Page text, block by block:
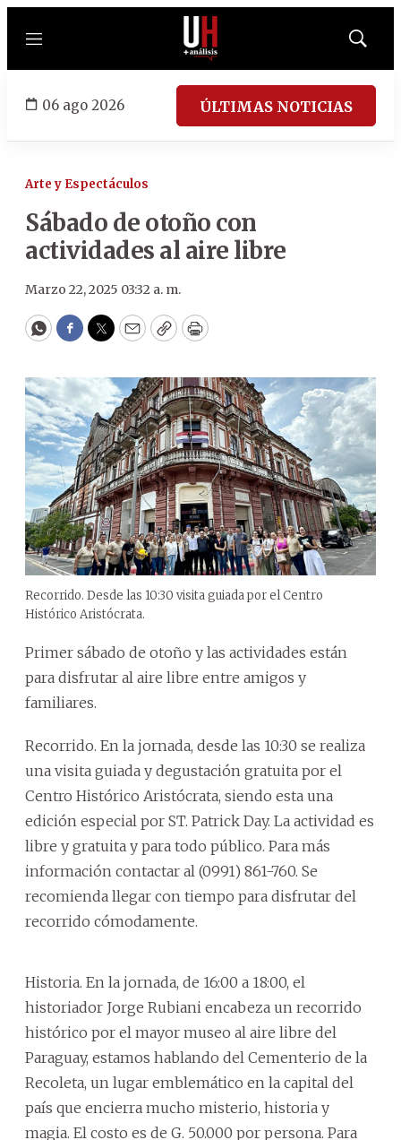
Menú
Mostrar
06 ago 2026 ÚLTIMAS NOTICIAS
Arte y Espectáculos
Sábado de otoño con
actividades al aire libre
Marzo 22, 2025 03:32 a. m.
WhatsApp
Facebook
Twitter
EmailCopyPrint
Recorrido. Desde las 10:30 visita guiada por el Centro
Histórico Aristócrata.
Primer sábado de otoño y las actividades están
para disfrutar al aire libre entre amigos y
familiares.
Recorrido. En la jornada, desde las 10:30 se realiza
una visita guiada y degustación gratuita por el
Centro Histórico Aristócrata, siendo esta una
edición especial por ST. Patrick Day. La actividad es
libre y gratuita y para todo público. Para más
información contactar al (0991) 861-760. Se
recomienda llegar con tiempo para disfrutar del
recorrido cómodamente.
Historia. En la jornada, de 16:00 a 18:00, el
historiador Jorge Rubiani encabeza un recorrido
histórico por el mayor museo al aire libre del
Paraguay, estamos hablando del Cementerio de la
Recoleta, un lugar emblemático en la capital del
país que encierra mucho misterio, historia y
magia. El costo es de G. 50.000 por persona. Para